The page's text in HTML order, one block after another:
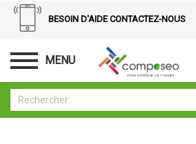
BESOIN D'AIDE CONTACTEZ-NOUS
MENU